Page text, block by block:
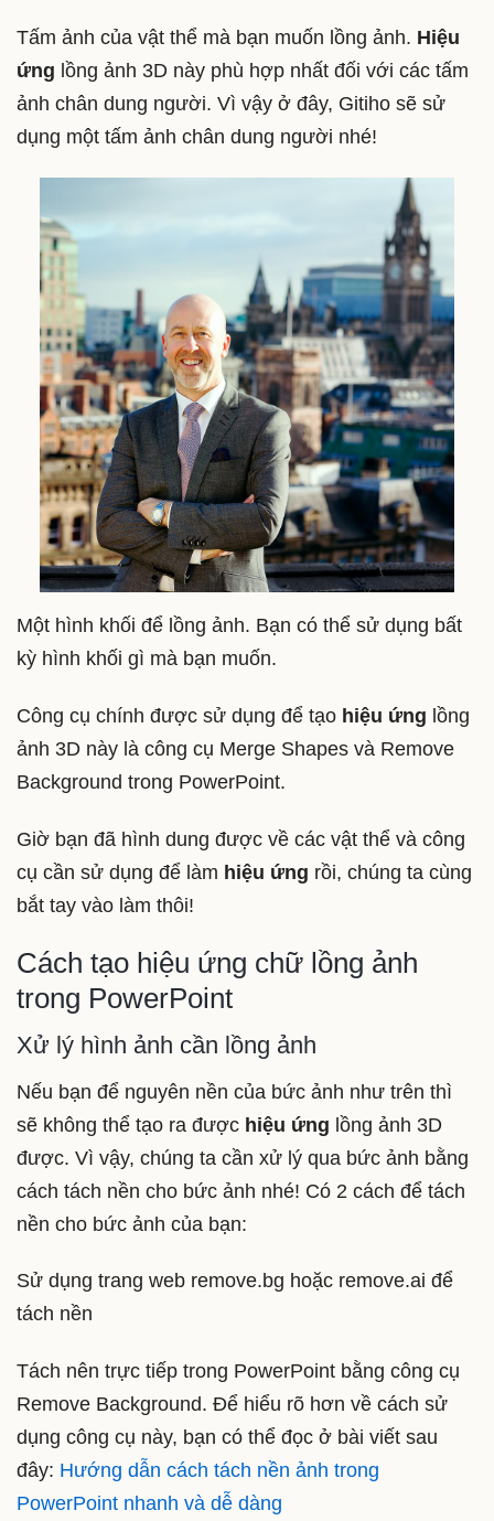
Tấm ảnh của vật thể mà bạn muốn lồng ảnh. Hiệu
ứng lồng ảnh 3D này phù hợp nhất đối với các tấm
ảnh chân dung người. Vì vậy ở đây, Gitiho sẽ sử
dụng một tấm ảnh chân dung người nhé!
Một hình khối để lồng ảnh. Bạn có thể sử dụng bất
kỳ hình khối gì mà bạn muốn.
Công cụ chính được sử dụng để tạo hiệu ứng lồng
ảnh 3D này là công cụ Merge Shapes và Remove
Background trong PowerPoint.
Giờ bạn đã hình dung được về các vật thể và công
cụ cần sử dụng để làm hiệu ứng rồi, chúng ta cùng
bắt tay vào làm thôi!
Cách tạo hiệu ứng chữ lồng ảnh
trong PowerPoint
Xử lý hình ảnh cần lồng ảnh
Nếu bạn để nguyên nền của bức ảnh như trên thì
sẽ không thể tạo ra được hiệu ứng lồng ảnh 3D
được. Vì vậy, chúng ta cần xử lý qua bức ảnh bằng
cách tách nền cho bức ảnh nhé! Có 2 cách để tách
nền cho bức ảnh của bạn:
Sử dụng trang web remove.bg hoặc remove.ai để
tách nền
Tách nên trực tiếp trong PowerPoint bằng công cụ
Remove Background. Để hiểu rõ hơn về cách sử
dụng công cụ này, bạn có thể đọc ở bài viết sau
đây: Hướng dẫn cách tách nền ảnh trong
PowerPoint nhanh và dễ dàng